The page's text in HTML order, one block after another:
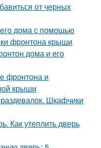
от черных
дома с помощью
фронтона крыши
дома и его
фронтона и
крыши
Шкафчики
Как утеплить дверь